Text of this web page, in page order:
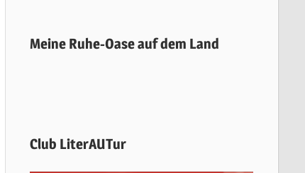
Meine Ruhe-Oase auf dem Land
Club LiterAUTur